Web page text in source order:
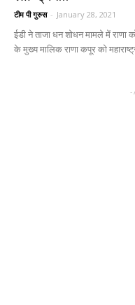
टीम पी गुरुस - January 28, 2021
ईडी ने ताजा धन शोधन मामले में राणा
के मुख्य मालिक राणा कपूर को
-